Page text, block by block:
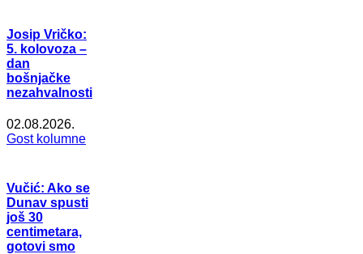
Josip Vričko:
5. kolovoza –
dan
bošnjačke
nezahvalnosti
02.08.2026.
Gost kolumne
Vučić: Ako se
Dunav spusti
još 30
centimetara,
gotovi smo